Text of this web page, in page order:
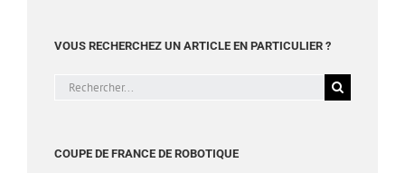
VOUS RECHERCHEZ UN ARTICLE EN PARTICULIER ?
Rechercher:
COUPE DE FRANCE DE ROBOTIQUE